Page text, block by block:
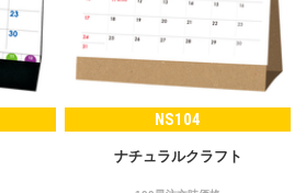
NS104
ナチュラルクラフト